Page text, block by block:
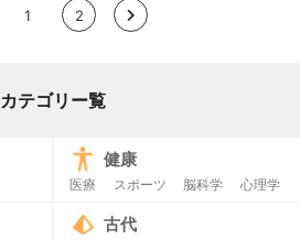
1 2 >
カテゴリー覧
健康
医療 スポーツ 脳科学 心理学
古代